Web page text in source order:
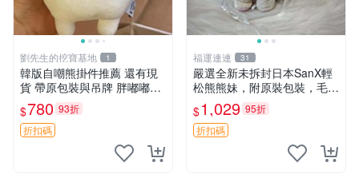
劉先生的挖寶基地 1
韓版自嘲熊掛件推薦 還有現
貨 帶原包裝與吊牌 胖嘟嘟超
可愛 毛絨手感佳 小熊掛件 自
嘲抱枕 小熊抱枕
$780 93折
折扣碼
福運連連 31
嚴選全新未拆封日本SanX輕
松熊熊妹，附原裝包裝，毛絨
質地極佳，細膩可愛，推薦收
藏兼送禮，適合女性好友或家
人，限量釋出。鬆熊、熊玩
$1,029 95折
折扣碼